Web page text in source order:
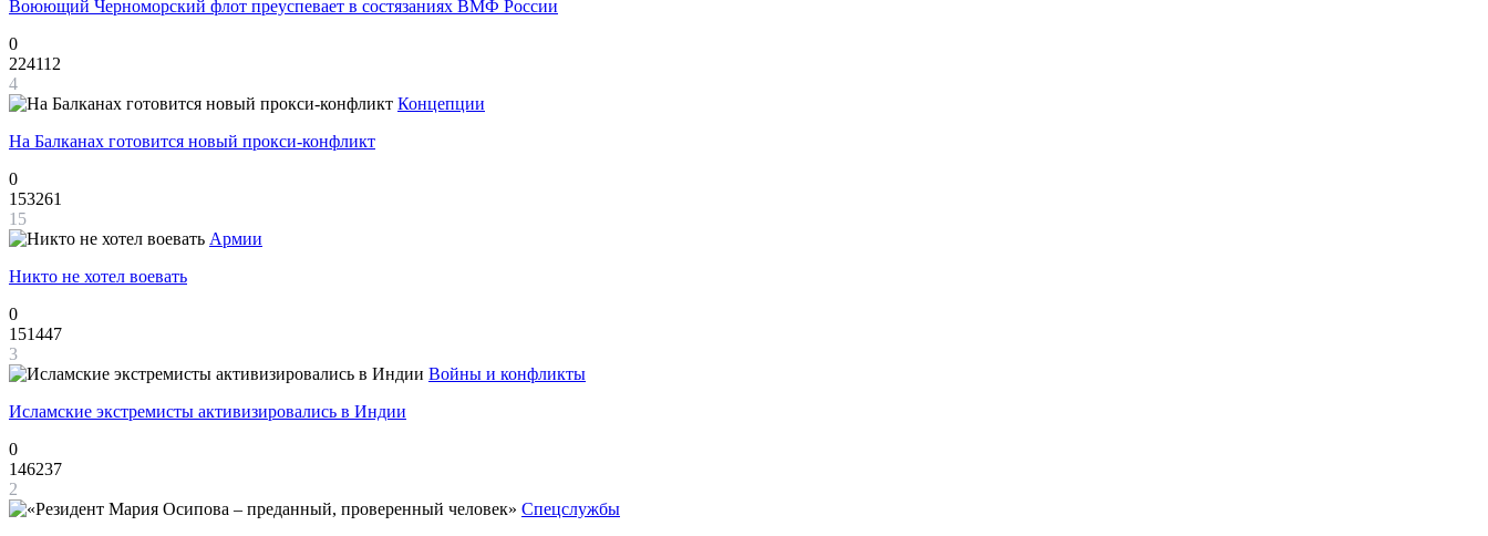
Воюющий Черноморский флот преуспевает в состязаниях ВМФ России
0
224112
4
Концепции
На Балканах готовится новый прокси-конфликт
0
153261
15
Армии
Никто не хотел воевать
0
151447
3
Войны и конфликты
Исламские экстремисты активизировались в Индии
0
146237
2
Спецслужбы